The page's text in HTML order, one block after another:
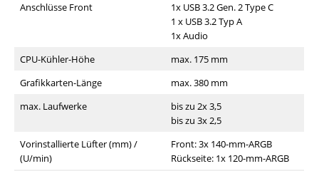
Anschlüsse Front
1x USB 3.2 Gen. 2 Type C
1 x USB 3.2 Typ A
1x Audio
CPU-Kühler-Höhe
max. 175 mm
Grafikkarten-Länge
max. 380 mm
max. Laufwerke
bis zu 2x 3,5
bis zu 3x 2,5
Vorinstallierte Lüfter (mm) /
(U/min)
Front: 3x 140-mm-ARGB
Rückseite: 1x 120-mm-ARGB